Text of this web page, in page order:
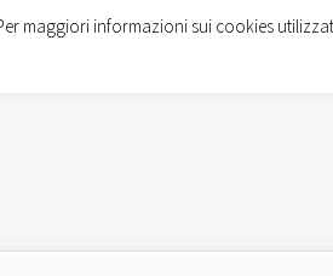
maggiori informazioni sui cookies